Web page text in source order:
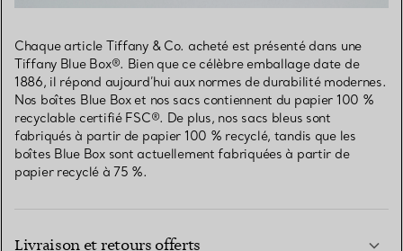
Chaque article Tiffany & Co. acheté est présenté dans une
Tiffany Blue Box®. Bien que ce célèbre emballage date de
1886, il répond aujourd’hui aux normes de durabilité modernes.
Nos boîtes Blue Box et nos sacs contiennent du papier 100 %
recyclable certifié FSC®. De plus, nos sacs bleus sont
fabriqués à partir de papier 100 % recyclé, tandis que les
boîtes Blue Box sont actuellement fabriquées à partir de
papier recyclé à 75 %.
Livraison et retours offerts